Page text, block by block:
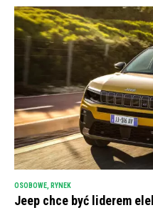
OSOBOWE RYNEK
Jeep chce być liderem